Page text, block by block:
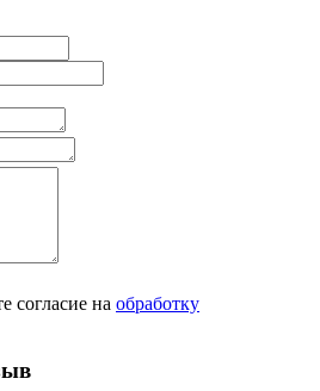
согласие на обработку